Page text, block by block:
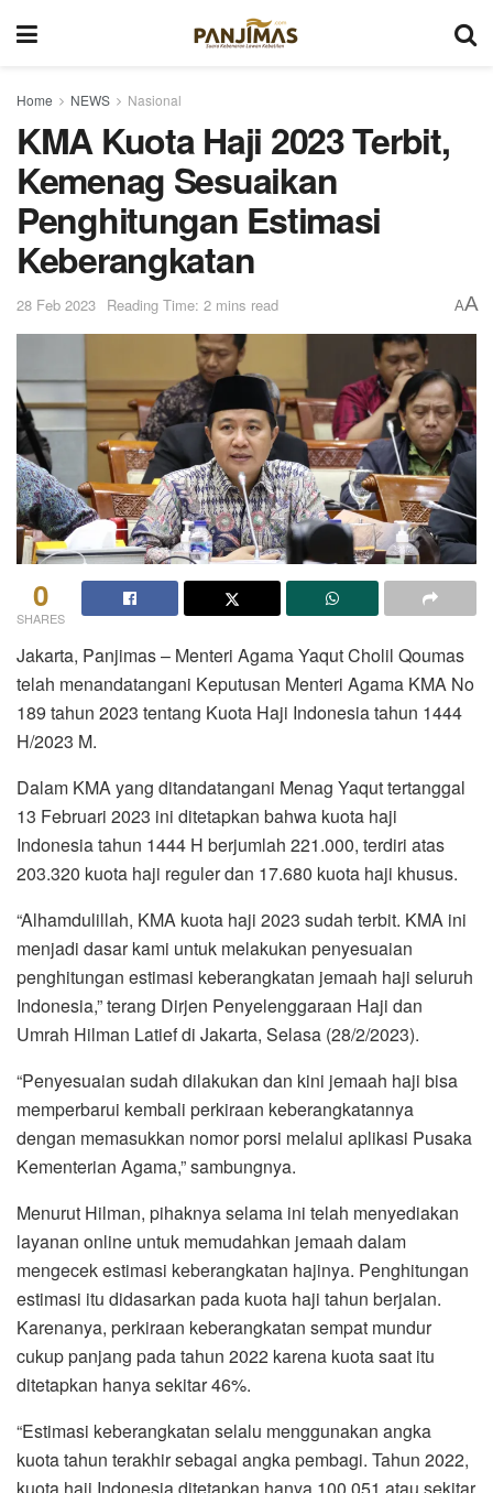
Home NEWS Nasional
KMA Kuota Haji 2023 Terbit,
Kemenag Sesuaikan
Penghitungan Estimasi
Keberangkatan
28 Feb 2023 Reading Time: 2 mins read AA
0
SHARES
Jakarta, Panjimas – Menteri Agama Yaqut Cholil Qoumas
telah menandatangani Keputusan Menteri Agama KMA No
189 tahun 2023 tentang Kuota Haji Indonesia tahun 1444
H/2023 M.
Dalam KMA yang ditandatangani Menag Yaqut tertanggal
13 Februari 2023 ini ditetapkan bahwa kuota haji
Indonesia tahun 1444 H berjumlah 221.000, terdiri atas
203.320 kuota haji reguler dan 17.680 kuota haji khusus.
“Alhamdulillah, KMA kuota haji 2023 sudah terbit. KMA ini
menjadi dasar kami untuk melakukan penyesuaian
penghitungan estimasi keberangkatan jemaah haji seluruh
Indonesia,” terang Dirjen Penyelenggaraan Haji dan
Umrah Hilman Latief di Jakarta, Selasa (28/2/2023).
“Penyesuaian sudah dilakukan dan kini jemaah haji bisa
memperbarui kembali perkiraan keberangkatannya
dengan memasukkan nomor porsi melalui aplikasi Pusaka
Kementerian Agama,” sambungnya.
Menurut Hilman, pihaknya selama ini telah menyediakan
layanan online untuk memudahkan jemaah dalam
mengecek estimasi keberangkatan hajinya. Penghitungan
estimasi itu didasarkan pada kuota haji tahun berjalan.
Karenanya, perkiraan keberangkatan sempat mundur
cukup panjang pada tahun 2022 karena kuota saat itu
ditetapkan hanya sekitar 46%.
“Estimasi keberangkatan selalu menggunakan angka
kuota tahun terakhir sebagai angka pembagi. Tahun 2022,
kuota haji Indonesia ditetapkan hanya 100.051 atau sekitar